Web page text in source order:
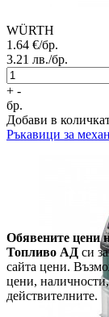
WÜRTH
1.64 €/бр.
3.21 лв./бр.
+ -
бр.
Добави в
Ръкавици за
Обявените цени
Топливо АД си
сайта цени.
цени,
действителните.